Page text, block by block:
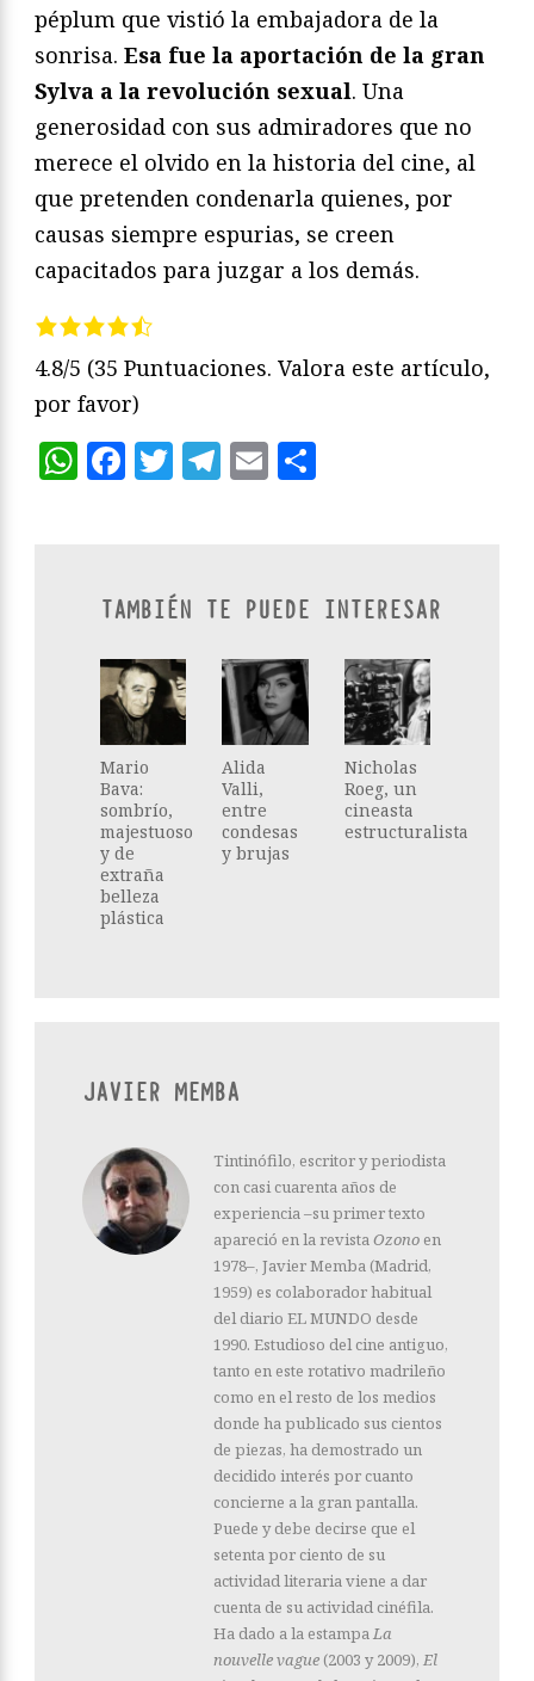
péplum que vistió la embajadora de la
sonrisa. Esa fue la aportación de la gran
Sylva a la revolución sexual. Una
generosidad con sus admiradores que no
merece el olvido en la historia del cine, al
que pretenden condenarla quienes, por
causas siempre espurias, se creen
capacitados para juzgar a los demás.
4.8/5 (35 Puntuaciones. Valora este artículo,
por favor)
WhatsApp
Facebook
Twitter
Telegram
Email
TAMBIÉN TE PUEDE INTERESAR
Mario
Bava:
sombrío,
majestuoso
y de
extraña
belleza
plástica
Alida
Valli,
entre
condesas
y brujas
Nicholas
Roeg, un
cineasta
estructuralista
JAVIER MEMBA
Tintinófilo, escritor y periodista
con casi cuarenta años de
experiencia –su primer texto
apareció en la revistaOzono en
1978–, Javier Memba (Madrid,
1959) es colaborador habitual
del diario EL MUNDO desde
1990. Estudioso del cine antiguo,
tanto en este rotativo madrileño
como en el resto de los medios
donde ha publicado sus cientos
de piezas, ha demostrado un
decidido interés por cuanto
concierne a la gran pantalla.
Puede y debe decirse que el
setenta por ciento de su
actividad literaria viene a dar
cuenta de su actividad cinéfila.
Ha dado a la estampaLa
nouvelle vague (2003 y 2009), El